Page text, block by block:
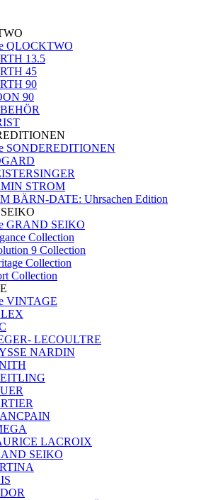
QLOCKTWO
13.5
45
90
90
SONDEREDITIONEN
STROM
BÄRN-DATE: Uhrsachen Edition
GRAND SEIKO
Collection
9 Collection
Collection
Collection
VINTAGE
LECOULTRE
NARDIN
LACROIX
SEIKO